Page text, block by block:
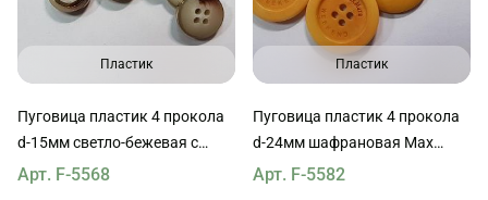
Пластик
Пуговица пластик 4 прокола
d-15мм светло-бежевая с
золотым ободком
Арт. F-5568
Пластик
Пуговица пластик 4 прокола
d-24мм шафрановая Max
Mara
Арт. F-5582